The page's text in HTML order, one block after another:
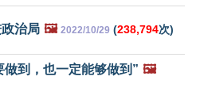
治局 🖼️ 2022/10/29 (238,794次)
到，也一定能够做到” 🖼️